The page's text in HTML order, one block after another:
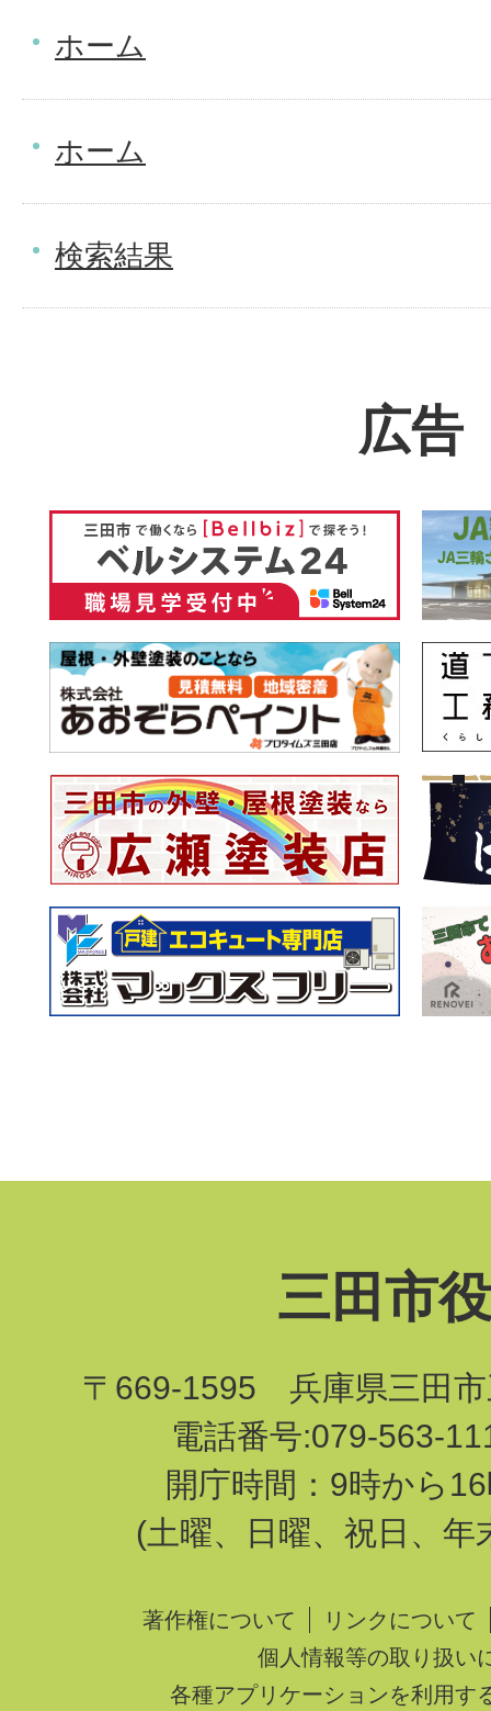
ホーム
ホーム
検索結果
広告
三田市
〒669-1595 兵庫県三田市
電話番号:079-563-
開庁時間：9時から
(土曜、日曜、祝日、年
著作権について
リンクについて
個人情報等の取り扱い
各種アプリケーションを利用す